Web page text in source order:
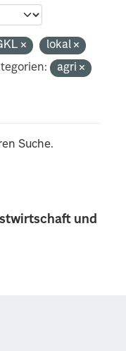
und
lokal
agri
Suche.